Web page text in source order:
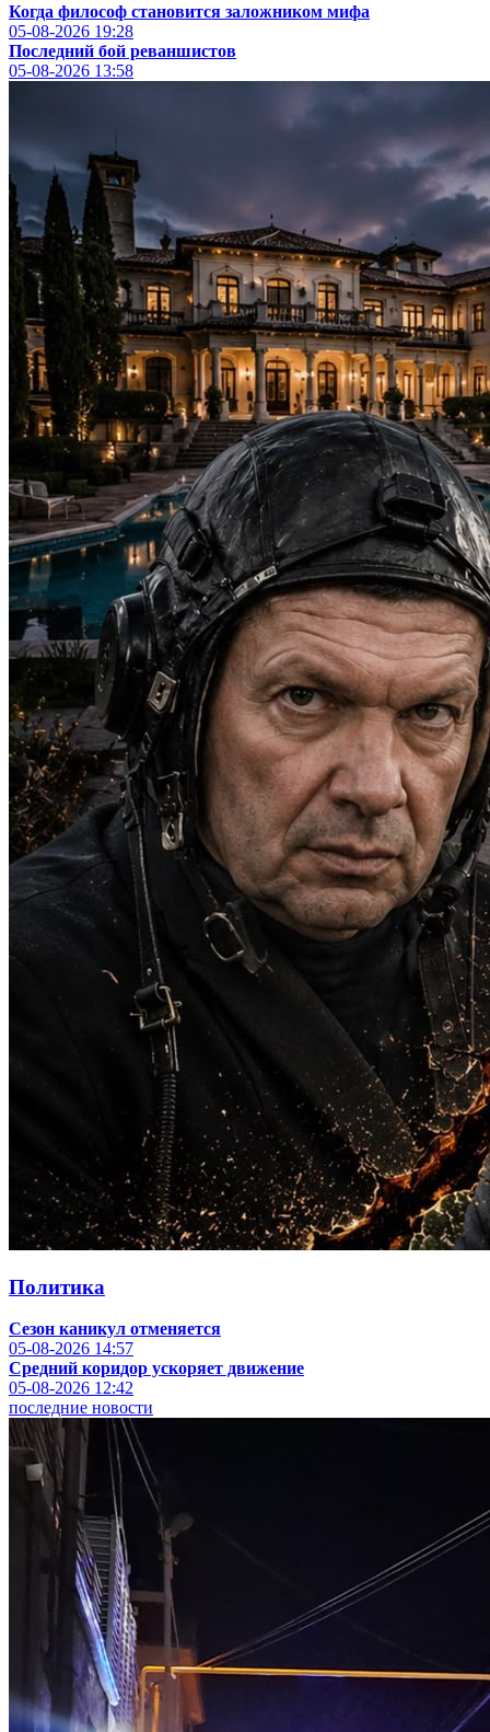
Когда философ становится заложником мифа
05-08-2026 19:28
Последний бой реваншистов
05-08-2026 13:58
Политика
Сезон каникул отменяется
05-08-2026 14:57
Средний коридор ускоряет движение
05-08-2026 12:42
последние новости